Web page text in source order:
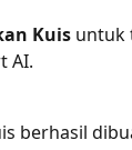
Kuis untuk
AI.
berhasil